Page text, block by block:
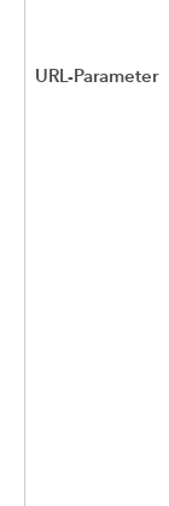
URL-Parameter